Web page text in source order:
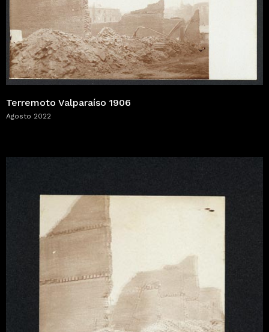
Terremoto Valparaíso 1906
Agosto 2022